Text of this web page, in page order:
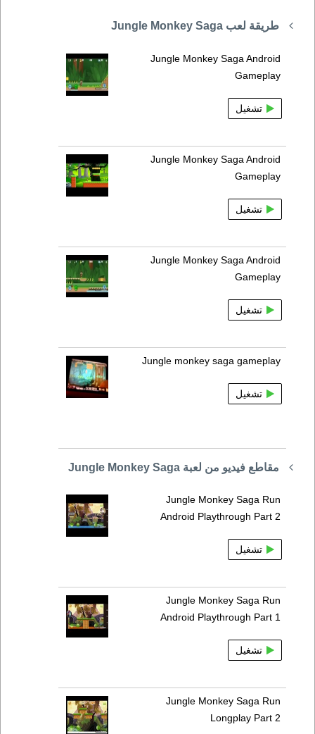
طريقة لعب Jungle Monkey Saga
Jungle Monkey Saga Android
Gameplay
تشغيل
Jungle Monkey Saga Android
Gameplay
تشغيل
Jungle Monkey Saga Android
Gameplay
تشغيل
Jungle monkey saga gameplay
تشغيل
مقاطع فيديو من لعبة Jungle Monkey Saga
Jungle Monkey Saga Run
Android Playthrough Part 2
تشغيل
Jungle Monkey Saga Run
Android Playthrough Part 1
تشغيل
Jungle Monkey Saga Run
Longplay Part 2